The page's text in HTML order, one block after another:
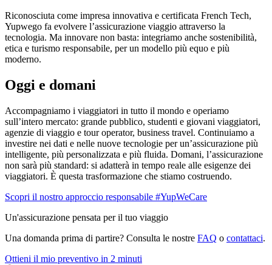
Riconosciuta come impresa innovativa e certificata French Tech,
Yupwego fa evolvere l’assicurazione viaggio attraverso la
tecnologia. Ma innovare non basta: integriamo anche sostenibilità,
etica e turismo responsabile, per un modello più equo e più
moderno.
Oggi e domani
Accompagniamo i viaggiatori in tutto il mondo e operiamo
sull’intero mercato: grande pubblico, studenti e giovani viaggiatori,
agenzie di viaggio e tour operator, business travel. Continuiamo a
investire nei dati e nelle nuove tecnologie per un’assicurazione più
intelligente, più personalizzata e più fluida. Domani, l’assicurazione
non sarà più standard: si adatterà in tempo reale alle esigenze dei
viaggiatori. È questa trasformazione che stiamo costruendo.
Scopri il nostro approccio responsabile #YupWeCare
Un'assicurazione pensata per il tuo viaggio
Una domanda prima di partire? Consulta le nostre FAQ o contattaci.
Ottieni il mio preventivo in 2 minuti